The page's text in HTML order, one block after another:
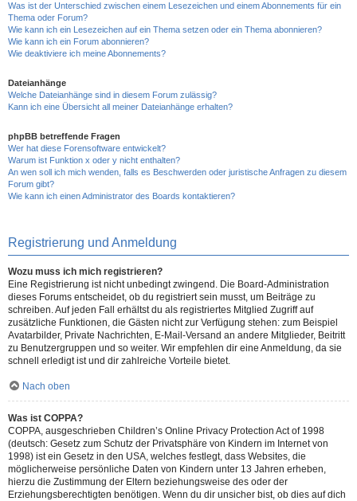
Was ist der Unterschied zwischen einem Lesezeichen und einem Abonnements für ein
Thema oder Forum?
Wie kann ich ein Lesezeichen auf ein Thema setzen oder ein Thema abonnieren?
Wie kann ich ein Forum abonnieren?
Wie deaktiviere ich meine Abonnements?
Dateianhänge
Welche Dateianhänge sind in diesem Forum zulässig?
Kann ich eine Übersicht all meiner Dateianhänge erhalten?
phpBB betreffende Fragen
Wer hat diese Forensoftware entwickelt?
Warum ist Funktion x oder y nicht enthalten?
An wen soll ich mich wenden, falls es Beschwerden oder juristische Anfragen zu diesem
Forum gibt?
Wie kann ich einen Administrator des Boards kontaktieren?
Registrierung und Anmeldung
Wozu muss ich mich registrieren?
Eine Registrierung ist nicht unbedingt zwingend. Die Board-Administration
dieses Forums entscheidet, ob du registriert sein musst, um Beiträge zu
schreiben. Auf jeden Fall erhältst du als registriertes Mitglied Zugriff auf
zusätzliche Funktionen, die Gästen nicht zur Verfügung stehen: zum Beispiel
Avatarbilder, Private Nachrichten, E-Mail-Versand an andere Mitglieder, Beitritt
zu Benutzergruppen und so weiter. Wir empfehlen dir eine Anmeldung, da sie
schnell erledigt ist und dir zahlreiche Vorteile bietet.
Nach oben
Was ist COPPA?
COPPA, ausgeschrieben Children’s Online Privacy Protection Act of 1998
(deutsch: Gesetz zum Schutz der Privatsphäre von Kindern im Internet von
1998) ist ein Gesetz in den USA, welches festlegt, dass Websites, die
möglicherweise persönliche Daten von Kindern unter 13 Jahren erheben,
hierzu die Zustimmung der Eltern beziehungsweise des oder der
Erziehungsberechtigten benötigen. Wenn du dir unsicher bist, ob dies auf dich